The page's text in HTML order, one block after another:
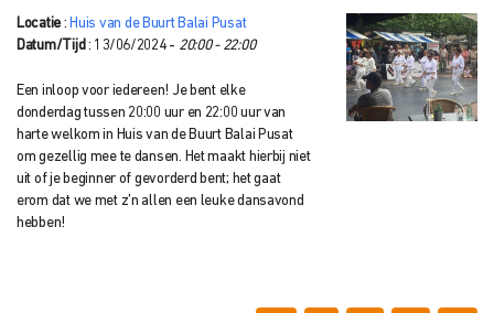
Locatie : Huis van de Buurt Balai Pusat
Datum/Tijd : 13/06/2024 - 20:00 - 22:00
Een inloop voor iedereen! Je bent elke
donderdag tussen 20:00 uur en 22:00 uur van
harte welkom in Huis van de Buurt Balai Pusat
om gezellig mee te dansen. Het maakt hierbij niet
uit of je beginner of gevorderd bent; het gaat
erom dat we met z’n allen een leuke dansavond
hebben!